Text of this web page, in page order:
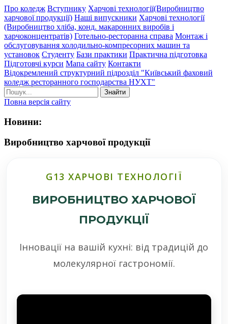
Про коледж Вступнику Харчові технології(Виробництво
харчової продукції) Наші випускники Харчові технології
(Виробництво хліба, конд. макаронних виробів і
харчоконцентратів) Готельно-ресторанна справа Монтаж і
обслуговування холодильно-компресорних машин та
установок Студенту Бази практики Практична підготовка
Підготовчі курси Мапа сайту Контакти
Відокремлений структурний підрозділ "Київський фаховий
коледж ресторанного господарства НУХТ"
Знайти
Повна версія сайту
Новини:
Виробництво харчової продукції
G13 ХАРЧОВІ ТЕХНОЛОГІЇ
ВИРОБНИЦТВО ХАРЧОВОЇ
ПРОДУКЦІЇ
Інновації на вашій кухні: від традицій до
молекулярної гастрономії.